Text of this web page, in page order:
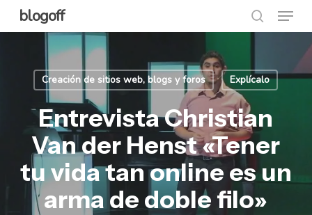
Skip
to
content
blogoff
search
Menu
Creación de sitios web, blogs y foros Explícalo
Entrevista Christian
Van der Henst «Tener
tu vida tan online es un
arma de doble filo»
Close
Menu